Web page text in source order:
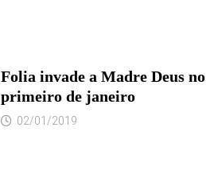
Folia invade a Madre Deus no
primeiro de janeiro
02/01/2019